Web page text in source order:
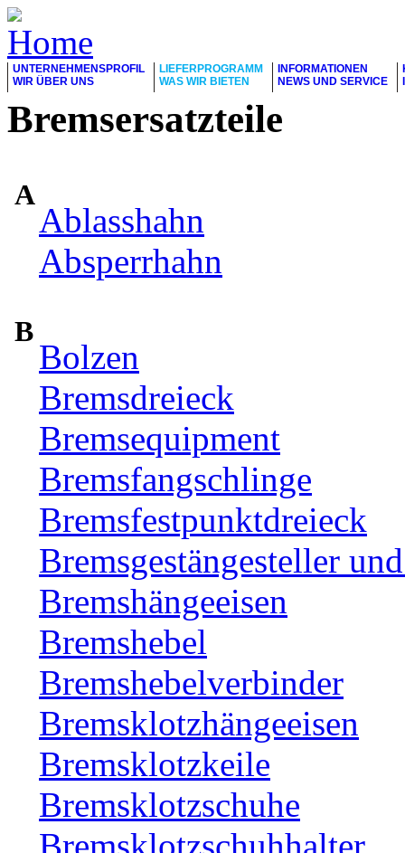
UNTERNEHMENSPROFIL
WIR ÜBER UNS
LIEFERPROGRAMM
WAS WIR BIETEN
INFORMATIONEN
NEWS UND SERVICE
Bremsersatzteile
A
Ablasshahn
Absperrhahn
B
Bolzen
Bremsdreieck
Bremsequipment
Bremsfangschlinge
Bremsfestpunktdreieck
Bremsgestängesteller
Bremshängeeisen
Bremshebel
Bremshebelverbinder
Bremsklotzhängeeisen
Bremsklotzkeile
Bremsklotzschuhe
Bremsklotzschuhhalter